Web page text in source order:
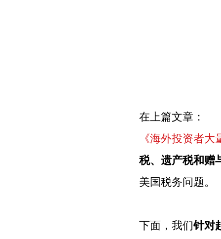
在上篇文章：
《海外投资者
税、遗产税和赠
美国税务问题。
下面，我们针对